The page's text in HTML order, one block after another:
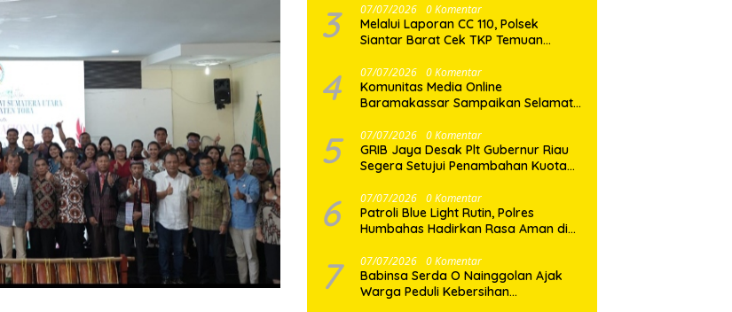
3 07/07/2026 0 Komentar
Melalui Laporan CC 110, Polsek
Siantar Barat Cek TKP Temuan
4 07/07/2026 0 Komentar
Komunitas Media Online
Baramakassar Sampaikan Selamat
Sulaiman atas Amanah Jabatan
Baru
5 07/07/2026 0 Komentar
GRIB Jaya Desak Plt Gubernur Riau
Segera Setujui Penambahan Kuota
Tertampung
6 07/07/2026 0 Komentar
Patroli Blue Light Rutin, Polres
Humbahas Hadirkan Rasa Aman di
7 07/07/2026 0 Komentar
Babinsa Serda O Nainggolan Ajak
Warga Peduli Kebersihan